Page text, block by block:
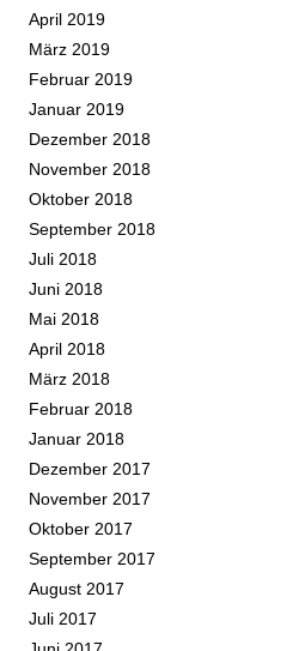
April 2019
März 2019
Februar 2019
Januar 2019
Dezember 2018
November 2018
Oktober 2018
September 2018
Juli 2018
Juni 2018
Mai 2018
April 2018
März 2018
Februar 2018
Januar 2018
Dezember 2017
November 2017
Oktober 2017
September 2017
August 2017
Juli 2017